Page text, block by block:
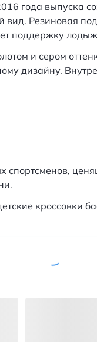
года
Резиновая
поддержку
и сером
дизайну.
кроссовки